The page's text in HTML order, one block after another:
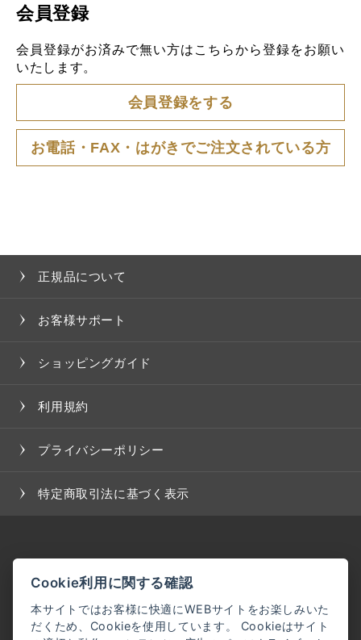
会員登録
会員登録がお済みで無い方はこちらから登録をお願い
いたします。
会員登録をする
お電話・FAX・はがきでご注文されている方
正規品について
お客様サポート
ショッピングガイド
利用規約
プライバシーポリシー
特定商取引法に基づく表示
Cookie利用に関する確認
本サイトではお客様に快適にWEBサイトをお楽しみいた
だくため、Cookieを使用しています。 Cookieはサイト